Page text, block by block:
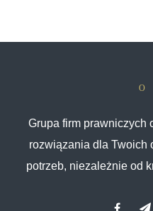
O
Grupa firm prawniczych
rozwiązania dla Twoich
potrzeb, niezależnie od